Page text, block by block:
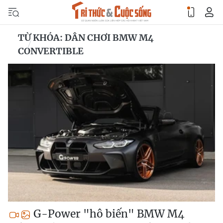
TỪ KHÓA: DÂN CHƠI BMW M4
CONVERTIBLE
G-Power "hô biến" BMW M4